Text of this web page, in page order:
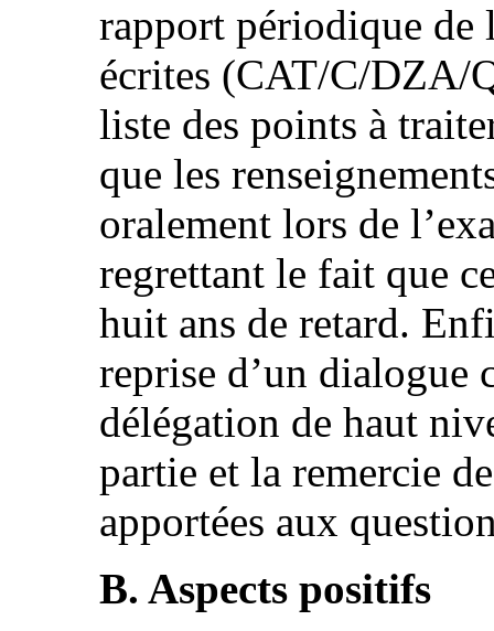
rapport périodique de
écrites (CAT/C/DZA/
liste des points à
que les
oralement lors de
regrettant le fait que
huit ans de retard.
reprise d’un dialogue
délégation de haut
partie et la remercie
apportées aux
B. Aspects positifs